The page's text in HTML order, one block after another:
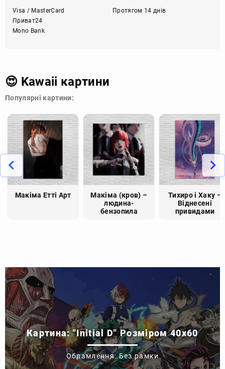
Visa / MasterCard
Приват24
Mono Bank
Протягом 14 днів
😍 Kawaii картини
Популярні картини:
Макіма Етті Арт
Макіма (кров) –
людина-
бензопила
Тихиро і Хаку –
Віднесені
привидами
Картина: "Initial D" Розміром 40x60
Обрамлення: Без рамки